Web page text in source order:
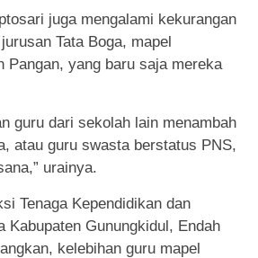
juga mengalami kekurangan
Tata Boga, mapel
Pangan, yang baru saja mereka
guru dari sekolah lain menambah
atau guru swasta berstatus PNS,
urainya.
Tenaga Kependidikan dan
Kabupaten Gunungkidul, Endah
kelebihan guru mapel